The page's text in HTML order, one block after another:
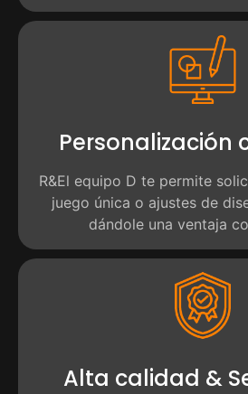
Personalización
R&El equipo D te permite
juego única o ajustes de
dándole una ventaja
Alta calidad &